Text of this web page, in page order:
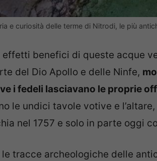
e curiosità delle terme di Nitrodi, le più
effetti benefici di queste acque
del Dio Apollo e delle Ninfe,
i fedeli lasciavano le proprie
le undici tavole votive e
nel 1757 e solo in parte oggi
le tracce archeologiche delle